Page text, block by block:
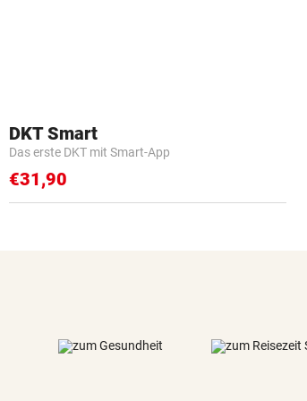
DKT Smart
Das erste DKT mit Smart-App
€31,90